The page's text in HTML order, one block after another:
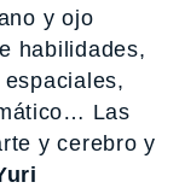
y ojo
habilidades,
Las
y cerebro y